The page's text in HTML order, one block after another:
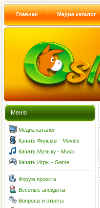
Главная Медиа каталог
Меню
Медиа каталог
Качать Фильмы - Movies
Качать Музыку - Music
Качать Игры - Game
Форум проекта
Весёлые анекдоты
Вопросы и ответы